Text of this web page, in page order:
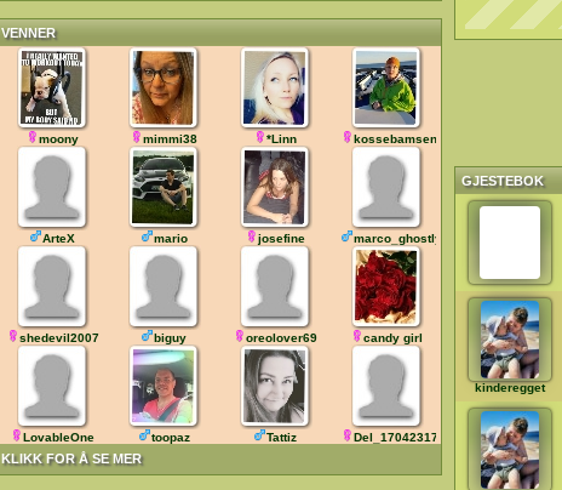
VENNER
KLIKK FOR Å SE MER
moony mimmi38 *Linn kossebamsen
ArteX mario josefine marco_ghostly
shedevil2007 biguy oreolover69 candy girl
LovableOne toopaz Tattiz Del_170423173802
GJESTEBOK
kinderegget